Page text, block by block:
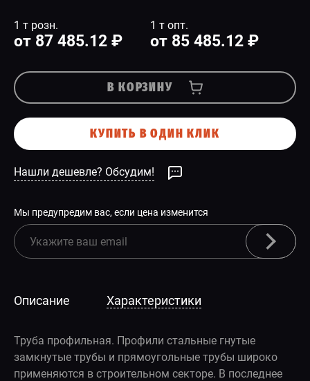
1 т розн.
от 87 485.12 ₽
1 т опт.
от 85 485.12 ₽
В КОРЗИНУ
КУПИТЬ В ОДИН КЛИК
Нашли дешевле? Обсудим!
Мы предупредим вас, если цена изменится
Описание Характеристики
Труба профильная. Профили стальные гнутые
замкнутые трубы и прямоугольные трубы широко
применяются в строительном секторе. В последнее